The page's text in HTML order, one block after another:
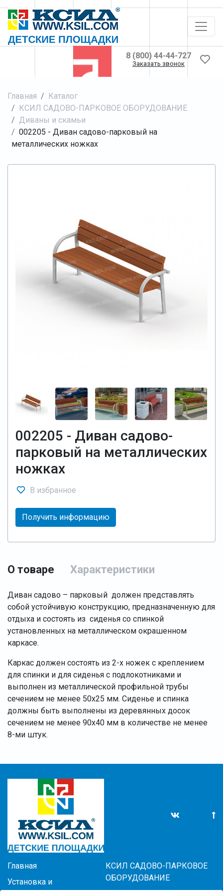
8 (800) 44-44-727
Заказать звонок
Главная
Каталог
КСИЛ САДОВО-ПАРКОВОЕ ОБОРУДОВАНИЕ
Диваны и скамьи
002205 - Диван садово-парковый на
металлических ножках
002205 - Диван садово-
парковый на металлических
ножках
В избранное
Получить информацию
О товаре Характеристики
Диван садово – парковый должен представлять
собой устойчивую конструкцию, предназначенную для
отдыха и состоять из сиденья со спинкой
установленных на металлическом окрашенном
каркасе.
Каркас должен состоять из 2-х ножек с креплением
для спинки и для сиденья с подлокотниками и
выполнен из металлической профильной трубы
сечением не менее 50х25 мм. Сиденье и спинка
должны быть выполнены из деревянных досок
сечением не менее 90х40 мм в количестве не менее
8-ми штук.
Главная
Установка и
КСИЛ САДОВО-ПАРКОВОЕ
ОБОРУДОВАНИЕ